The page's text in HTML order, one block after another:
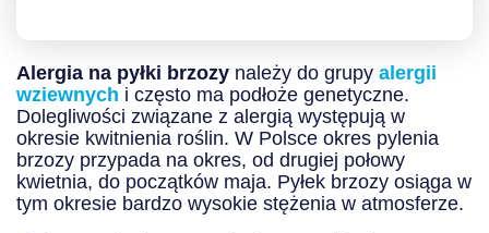
Alergia na pyłki brzozy należy do grupy alergii
wziewnych i często ma podłoże genetyczne.
Dolegliwości związane z alergią występują w
okresie kwitnienia roślin. W Polsce okres pylenia
brzozy przypada na okres, od drugiej połowy
kwietnia, do początków maja. Pyłek brzozy osiąga w
tym okresie bardzo wysokie stężenia w atmosferze.